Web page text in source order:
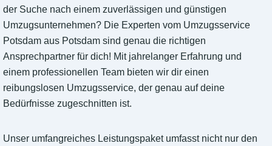
der Suche nach einem zuverlässigen und günstigen
Umzugsunternehmen? Die Experten vom Umzugsservice
Potsdam aus Potsdam sind genau die richtigen
Ansprechpartner für dich! Mit jahrelanger Erfahrung und
einem professionellen Team bieten wir dir einen
reibungslosen Umzugsservice, der genau auf deine
Bedürfnisse zugeschnitten ist.
Unser umfangreiches Leistungspaket umfasst nicht nur den